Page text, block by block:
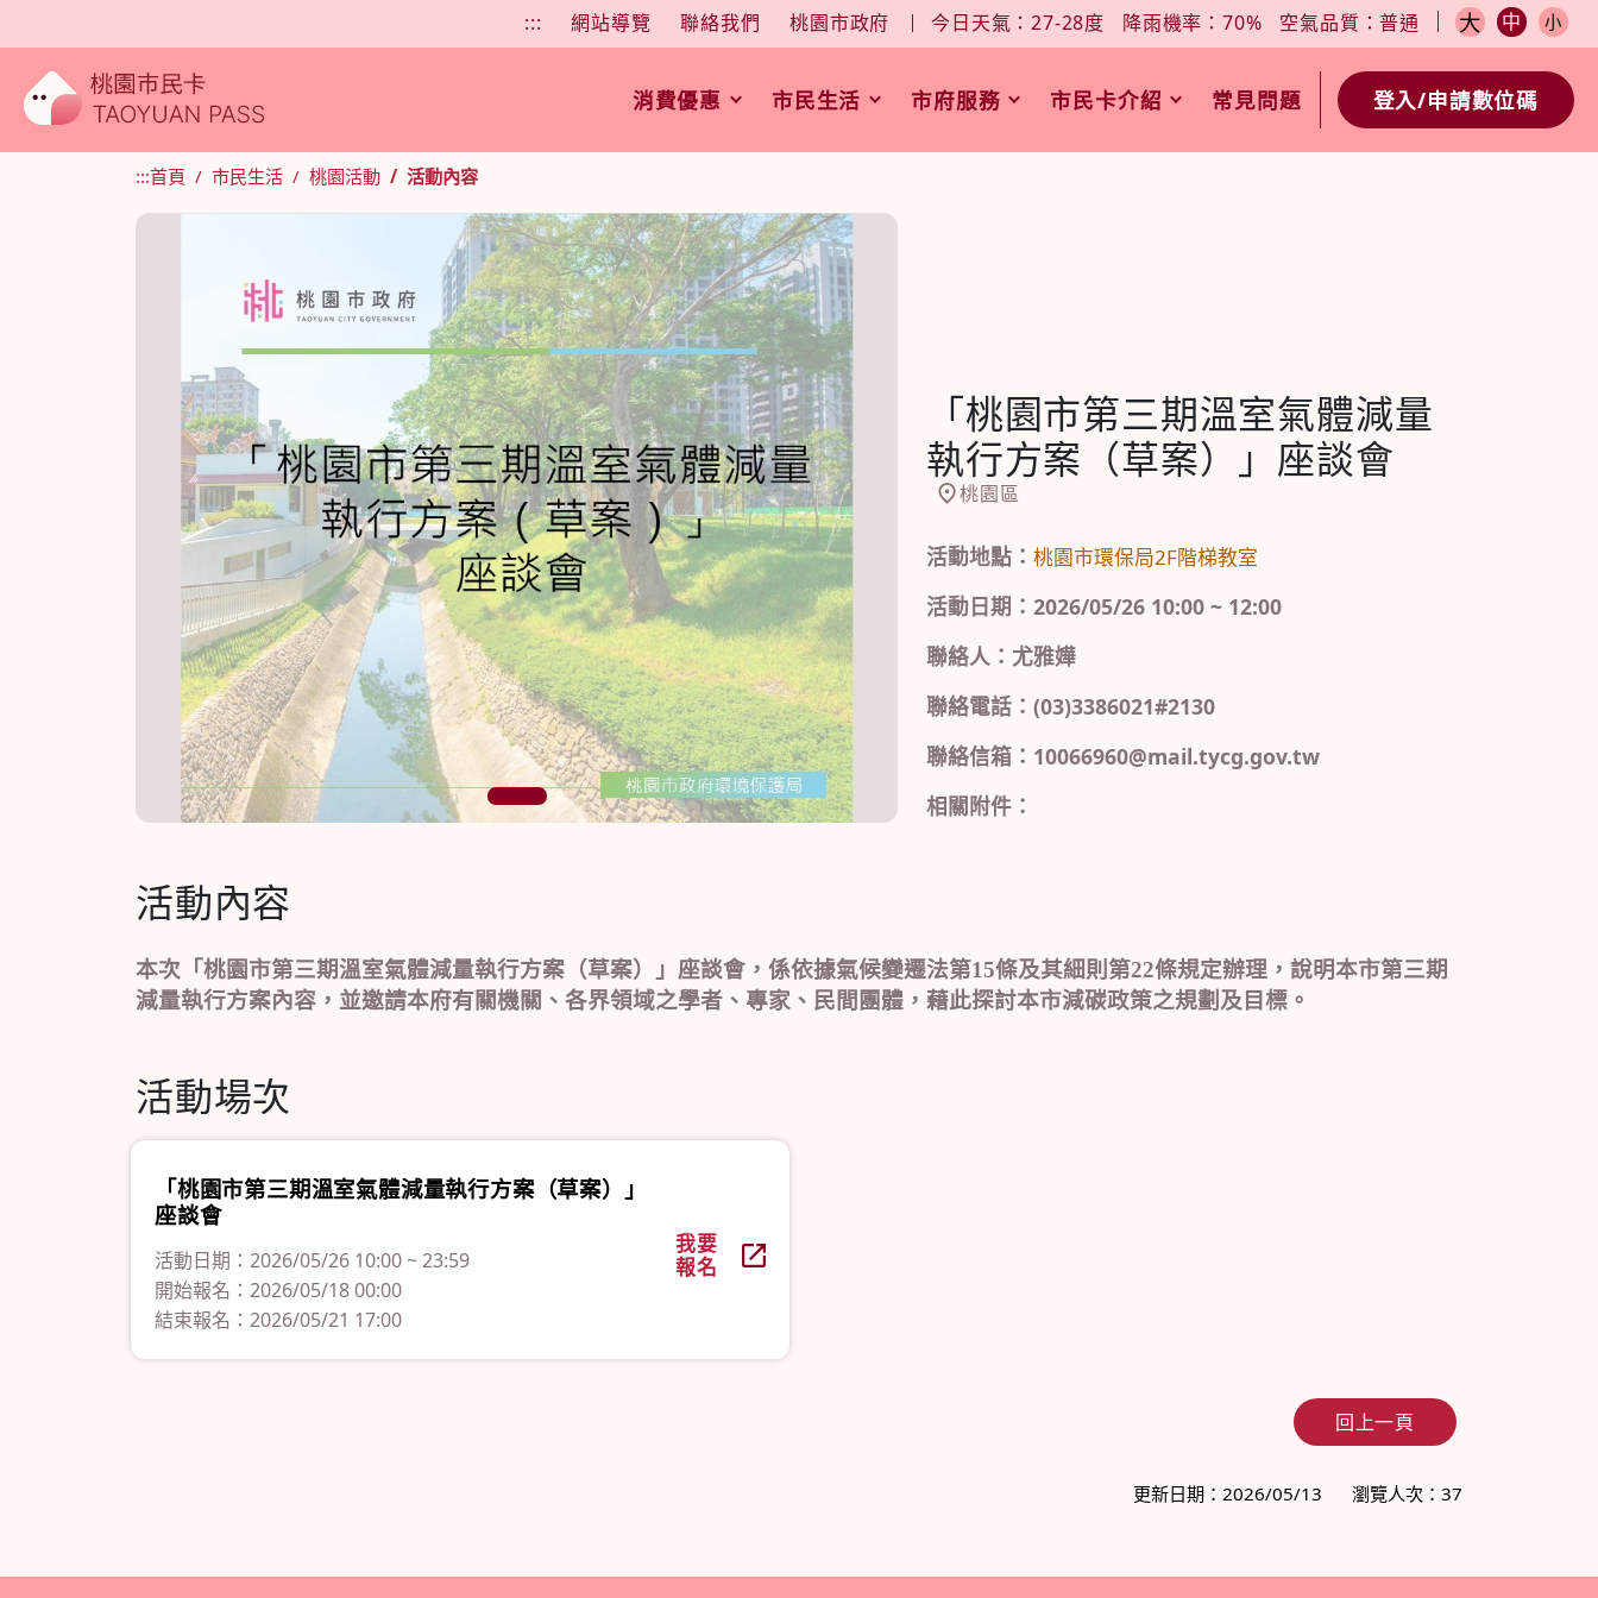
::: 網站導覽 聯絡我們 桃園市政府 今日天氣：27-28度 降雨機率：70% 空氣品質：普通 大 中 小
字型大小： 今日天氣：27-28度 降雨機率：70% 空氣品質：普通
消費優惠 市民生活 市府服務 市民卡介紹 常見問題 登入/申請數位碼
:::首頁 市民生活 桃園活動 活動內容
1
「桃園市第三期溫室氣體減量
執行方案（草案）」座談會
桃園區
活動地點： 桃園市環保局2F階梯教室
活動日期：2026/05/26 10:00 ~ 12:00
聯絡人：尤雅嬅
聯絡電話：(03)3386021#2130
聯絡信箱：10066960@mail.tycg.gov.tw
相關附件：
活動內容
本次「桃園市第三期溫室氣體減量執行方案（草案）」座談會，係依據氣候變遷法第15條及其細則第22條規定辦理，說明本市第三期
減量執行方案內容，並邀請本府有關機關、各界領域之學者、專家、民間團體，藉此探討本市減碳政策之規劃及目標。
活動場次
「桃園市第三期溫室氣體減量執行方案（草案）」
座談會
活動日期：2026/05/26 10:00 ~ 23:59
開始報名：2026/05/18 00:00
結束報名：2026/05/21 17:00
我要
報名
回上一頁
更新日期：2026/05/13 瀏覽人次：37